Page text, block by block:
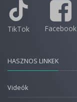
TikTok Facebook
HASZNOS LINKEK
Videók